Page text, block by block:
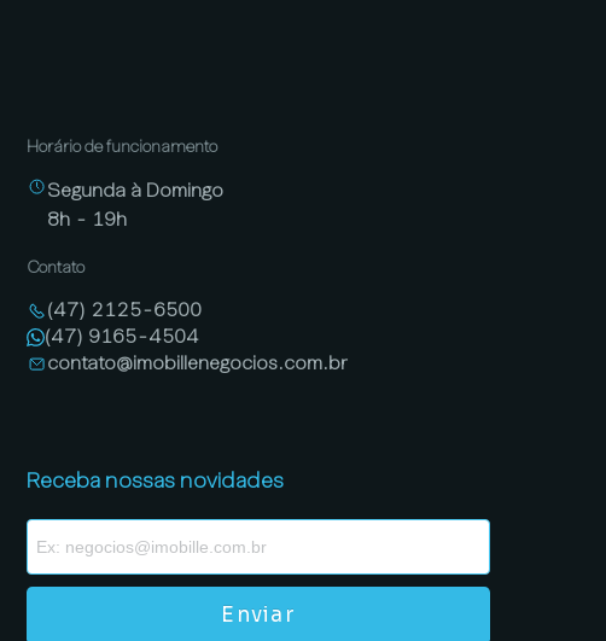
Horário de funcionamento
Segunda à Domingo
8h - 19h
Contato
(47) 2125-6500
(47) 9165-4504
contato@imobillenegocios.com.br
Receba nossas novidades
Enviar